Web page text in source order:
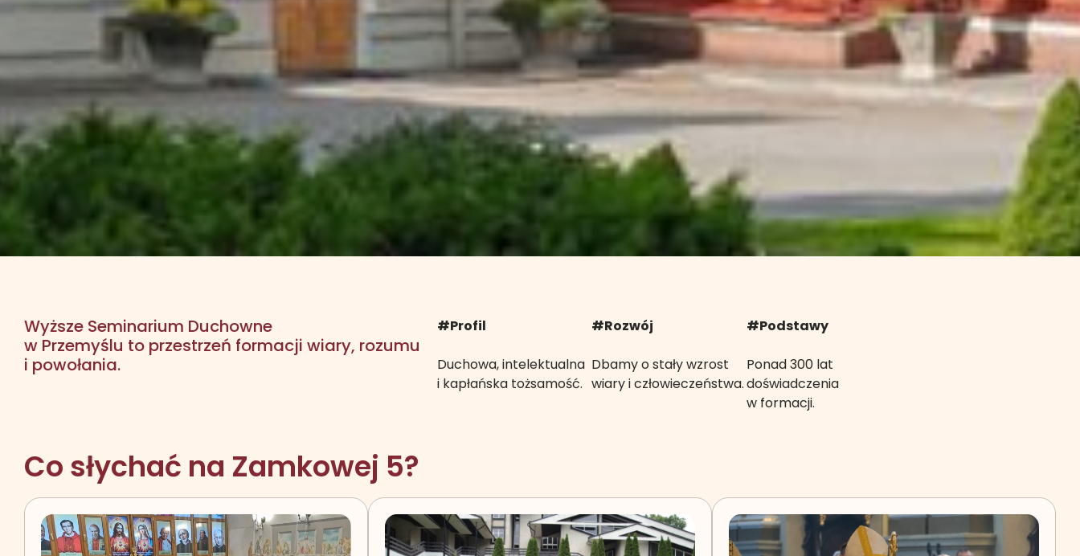
Wyższe Seminarium Duchowne
w Przemyślu to przestrzeń formacji wiary, rozumu
i powołania.
#Profil
Duchowa, intelektualna
i kapłańska tożsamość.
#Rozwój
Dbamy o stały wzrost
wiary i człowieczeństwa.
#Podstawy
Ponad 300 lat
doświadczenia
w formacji.
Co słychać na Zamkowej 5?